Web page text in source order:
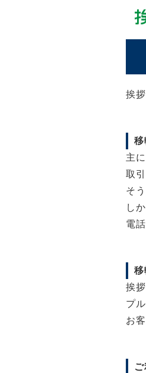
挨
移
主
取
そ
し
電
移
挨
プ
お